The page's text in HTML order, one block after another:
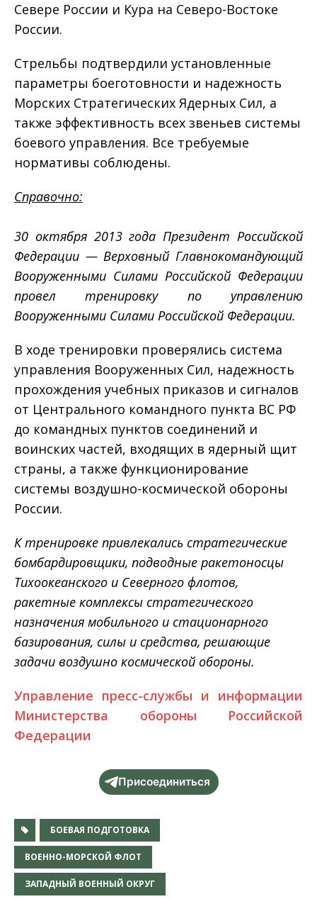
Севере России и Кура на Северо-Востоке
России.
Стрельбы подтвердили установленные
параметры боеготовности и надежность
Морских Стратегических Ядерных Сил, а
также эффективность всех звеньев системы
боевого управления. Все требуемые
нормативы соблюдены.
Справочно:
30 октября 2013 года Президент Российской
Федерации — Верховный Главнокомандующий
Вооруженными Силами Российской Федерации
провел тренировку по управлению
Вооруженными Силами Российской Федерации.
В ходе тренировки проверялись система
управления Вооруженных Сил, надежность
прохождения учебных приказов и сигналов
от Центрального командного пункта ВС РФ
до командных пунктов соединений и
воинских частей, входящих в ядерный щит
страны, а также функционирование
системы воздушно-космической обороны
России.
К тренировке привлекались стратегические
бомбардировщики, подводные ракетоносцы
Тихоокеанского и Северного флотов,
ракетные комплексы стратегического
назначения мобильного и стационарного
базирования, силы и средства, решающие
задачи воздушно космической обороны.
Управление пресс-службы и информации
Министерства обороны Российской
Федерации
Присоединиться
БОЕВАЯ ПОДГОТОВКА
ВОЕННО-МОРСКОЙ ФЛОТ
ЗАПАДНЫЙ ВОЕННЫЙ ОКРУГ